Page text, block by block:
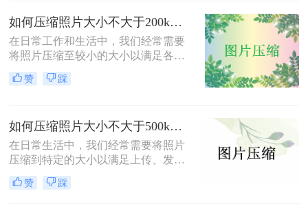
费压缩是一项不可或缺的技能。本文
将介绍两种简单易用的图片压缩方
法。
如何压缩照片大小不大于200k？教你二种高效压缩方法！
在日常工作和生活中，我们经常需要
将照片压缩至较小的大小以满足各种
上传、分享或存储的需求。那么如何
压缩照片大小不大于200k呢？本文将
赞 踩
如何压缩照片大小不大于500k？学会这2种压缩方法轻松解决！
在日常生活中，我们经常需要将照片
压缩到特定的大小以满足上传、发送
或存储的需求。那么如何压缩照片大
小不大于500k呢？本文将介绍两种将
赞 踩